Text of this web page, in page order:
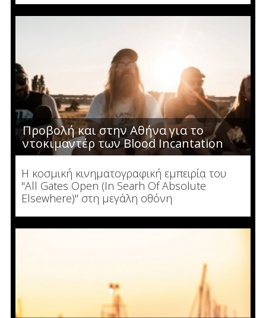
Προβολή και στην Αθήνα για το
ντοκιμαντέρ των Blood Incantation
Η κοσμική κινηματογραφική εμπειρία του
"All Gates Open (In Searh Of Absolute
Elsewhere)" στη μεγάλη οθόνη